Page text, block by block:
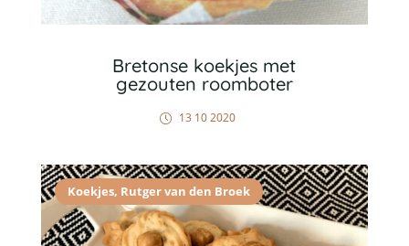
Bretonse koekjes met
gezouten roomboter
13 10 2020
Koekjes, Rutger van den Broek